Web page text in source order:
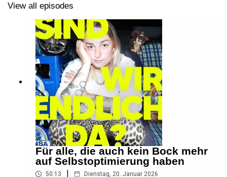
Podcast-Folge #39 über Selfies
🎶 Intro & Outro byKonstantin Ihlenfeld
View all episodes
Für alle, die auch kein Bock mehr
auf Selbstoptimierung haben
50:13 Dienstag, 20. Januar 2026